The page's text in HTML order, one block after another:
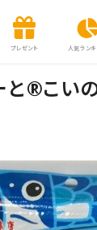
プレゼント 人気ランキ
と®こい